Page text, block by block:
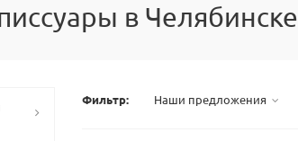
в Челябинске
Фильтр: Наши предложения